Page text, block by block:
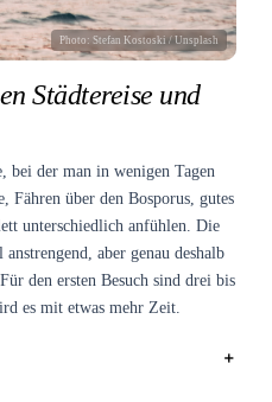
Photo: Stefan Kostoski/ Unsplash
Städtereise und
bei der man in wenigen Tagen
Fähren über den Bosporus, gutes
unterschiedlich anfühlen. Die
aber genau deshalb
den ersten Besuch sind drei bis
es mit etwas mehr Zeit.
＋